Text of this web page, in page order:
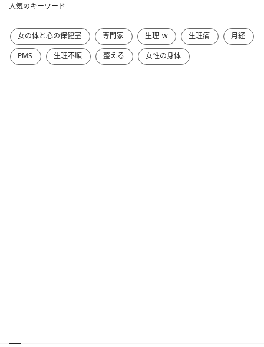
人気のキーワード
女の体と心の保健室 専門家 生理_w 生理痛
月経
PMS
生理不順 整える 女性の身体